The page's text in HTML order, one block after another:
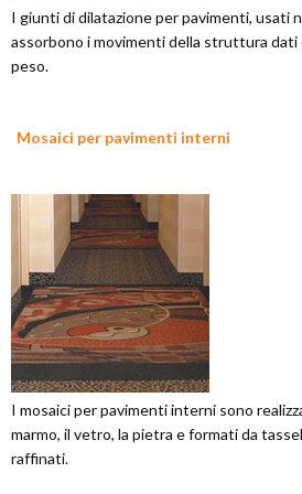
I giunti di dilatazione per pavimenti, usati
assorbono i movimenti della struttura dati
peso.
Mosaici per pavimenti interni
I mosaici per pavimenti interni sono
marmo, il vetro, la pietra e formati da
raffinati.